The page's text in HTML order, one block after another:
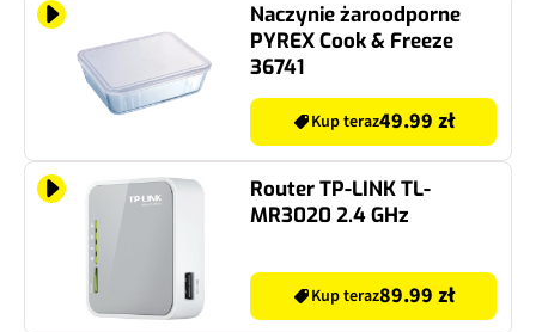
Naczynie żaroodporne
PYREX Cook & Freeze
36741
Kup teraz49.99 zł
Router TP-LINK TL-
MR3020 2.4 GHz
Kup teraz89.99 zł